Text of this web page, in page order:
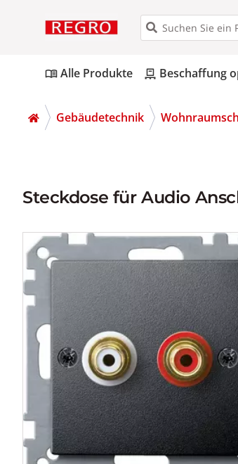
menu_bookAlle Produkte pallet Beschaffung
Gebäudetechnik
Steckdose für Audio